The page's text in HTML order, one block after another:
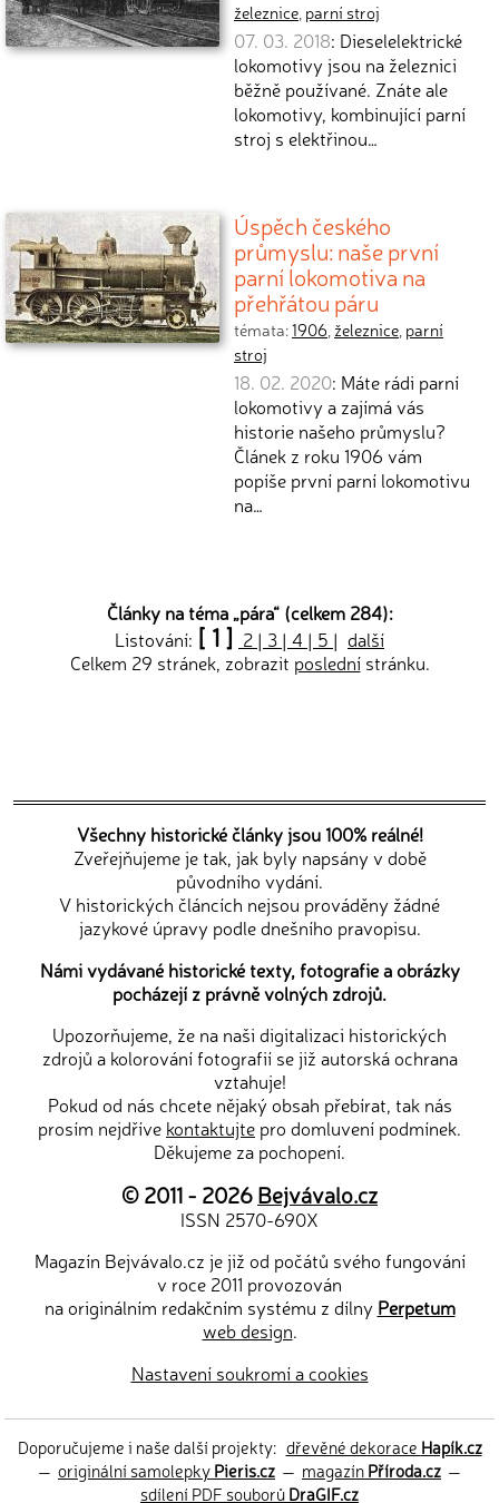
železnice, parní stroj
07. 03. 2018: Dieselelektrické
lokomotivy jsou na železnici
běžně používané. Znáte ale
lokomotivy, kombinující parní
stroj s elektřinou…
Úspěch českého
průmyslu: naše první
parní lokomotiva na
přehřátou páru
témata:1906, železnice, parní
stroj
18. 02. 2020: Máte rádi parní
lokomotivy a zajímá vás
historie našeho průmyslu?
Článek z roku 1906 vám
popíše první parní lokomotivu
na…
Články na téma „pára“ (celkem 284):
Listování: [ 1 ] 2 | 3 | 4 | 5 | další
Celkem 29 stránek, zobrazit poslednístránku.
Všechny historické články jsou 100% reálné!
Zveřejňujeme je tak, jak byly napsány v době
původního vydání.
V historických článcích nejsou prováděny žádné
jazykové úpravy podle dnešního pravopisu.
Námi vydávané historické texty, fotografie a obrázky
pocházejí z právně volných zdrojů.
Upozorňujeme, že na naši digitalizaci historických
zdrojů a kolorování fotografií se již autorská ochrana
vztahuje!
Pokud od nás chcete nějaký obsah přebírat, tak nás
prosím nejdříve kontaktujte pro domluvení podmínek.
Děkujeme za pochopení.
© 2011 - 2026Bejvávalo.cz
ISSN 2570-690X
Magazín Bejvávalo.cz je již od počátů svého fungování
v roce 2011 provozován
na originálním redakčním systému z dílny Perpetum
web design.
Nastavení soukromí a cookies
Doporučujeme i naše další projekty: dřevěné dekorace Hapík.cz
— originální samolepkyPieris.cz — magazínPříroda.cz —
sdílení PDF souborůDraGIF.cz